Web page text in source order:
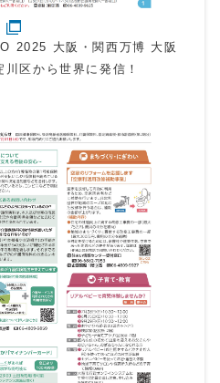
2025 大阪・関西万博 大阪
区から世界に発信！